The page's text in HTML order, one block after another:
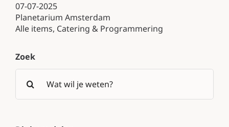
07-07-2025
Planetarium Amsterdam
Alle items, Catering & Programmering
Zoek
for: